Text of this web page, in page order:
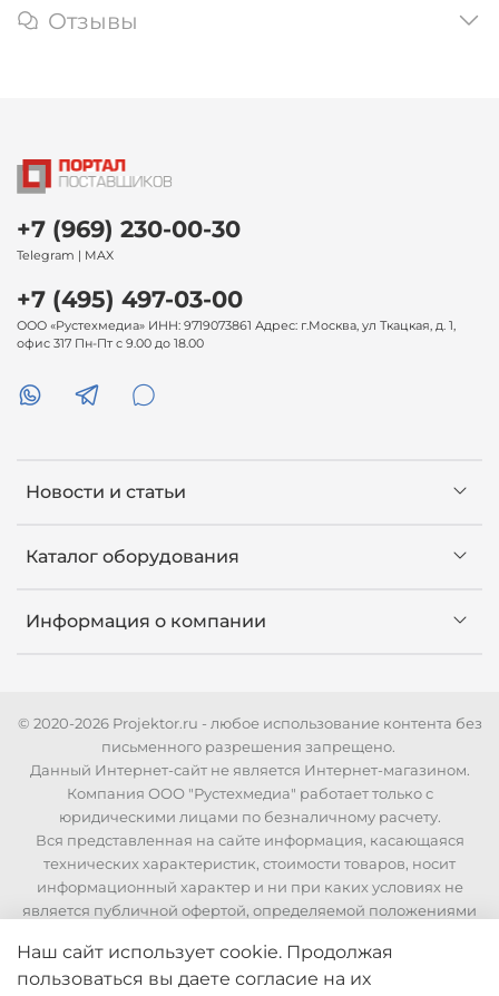
Отзывы
Новости и статьи
Каталог оборудования
Информация о компании
+7 (969) 230-00-30
Telegram | MAX
+7 (495) 497-03-00
ООО «Рустехмедиа» ИНН: 9719073861 Адрес: г.Москва, ул Ткацкая, д. 1,
офис 317 Пн-Пт с 9.00 до 18.00
© 2020-2026 Projektor.ru - любое использование контента без
письменного разрешения запрещено.
Данный Интернет-сайт не является Интернет-магазином.
Компания ООО "Рустехмедиа" работает только с
юридическими лицами по безналичному расчету.
Вся представленная на сайте информация, касающаяся
технических характеристик, стоимости товаров, носит
информационный характер и ни при каких условиях не
является публичной офертой, определяемой положениями
стоимости и технических характеристик необходимо
связаться с нашими менеджерами по телефонам указанным
Наш сайт использует cookie. Продолжая
пользоваться вы даете согласие на их